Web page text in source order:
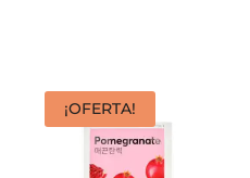
¡OFERTA!